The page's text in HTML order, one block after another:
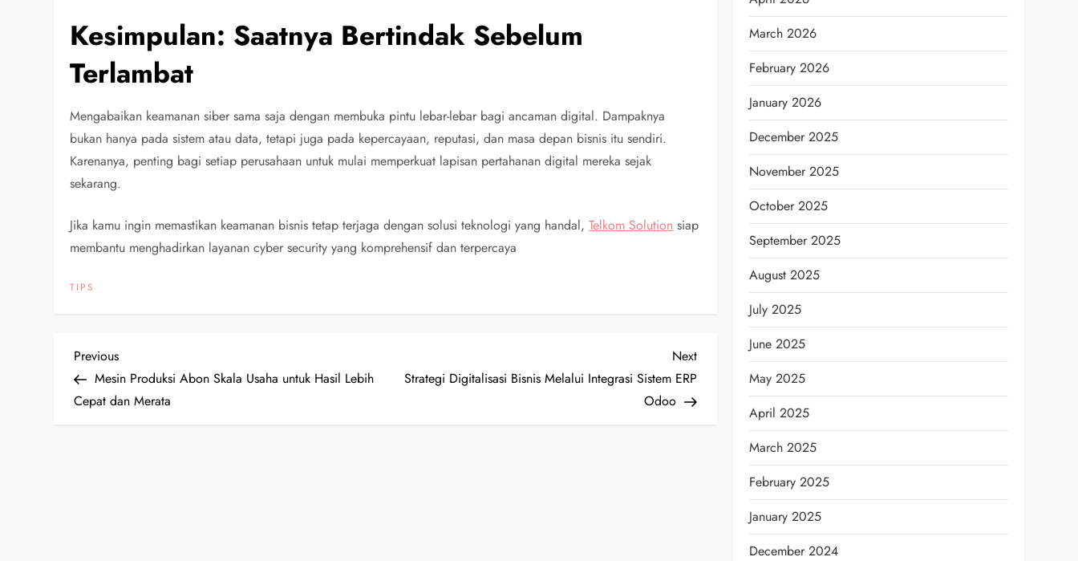
Kesimpulan: Saatnya Bertindak Sebelum
Terlambat
Mengabaikan keamanan siber sama saja dengan membuka pintu lebar-lebar bagi ancaman digital. Dampaknya
bukan hanya pada sistem atau data, tetapi juga pada kepercayaan, reputasi, dan masa depan bisnis itu sendiri.
Karenanya, penting bagi setiap perusahaan untuk mulai memperkuat lapisan pertahanan digital mereka sejak
sekarang.
Jika kamu ingin memastikan keamanan bisnis tetap terjaga dengan solusi teknologi yang handal,Telkom Solution siap
membantu menghadirkan layanan cyber security yang komprehensif dan terpercaya
TIPS
P
o
Previous
Post
Previous
Mesin Produksi Abon Skala Usaha untuk Hasil Lebih
Cepat dan Merata
Next
Post
Next
Strategi Digitalisasi Bisnis Melalui Integrasi Sistem ERP
Odoo
March 2026
February 2026
January 2026
December 2025
November 2025
October 2025
September 2025
August 2025
July 2025
June 2025
May 2025
April 2025
March 2025
February 2025
January 2025
December 2024